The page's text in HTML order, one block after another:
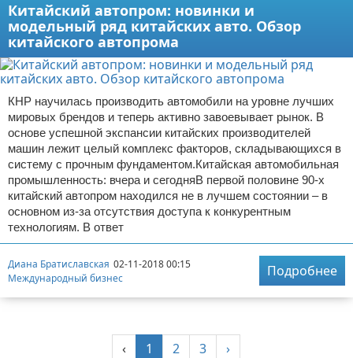
Китайский автопром: новинки и
модельный ряд китайских авто. Обзор
китайского автопрома
КНР научилась производить автомобили на уровне лучших
мировых брендов и теперь активно завоевывает рынок. В
основе успешной экспансии китайских производителей
машин лежит целый комплекс факторов, складывающихся в
систему с прочным фундаментом.Китайская автомобильная
промышленность: вчера и сегодняВ первой половине 90-х
китайский автопром находился не в лучшем состоянии – в
основном из-за отсутствия доступа к конкурентным
технологиям. В ответ
Диана Братиславская 02-11-2018 00:15
Международный бизнес
Подробнее
‹ 1 2 3 ›